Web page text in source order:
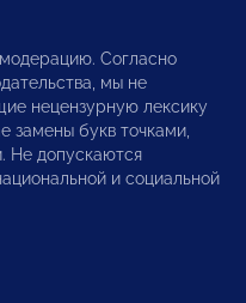
Согласно
мы не
нецензурную лексику
замены букв точками,
Не допускаются
и социальной